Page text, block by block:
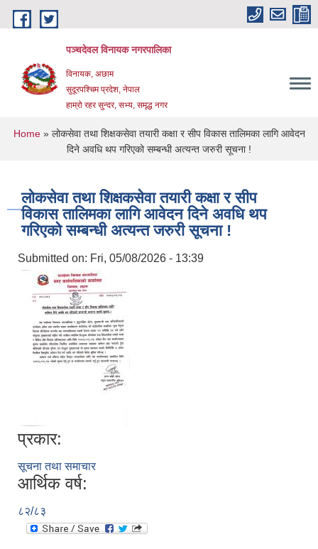
Skip to main content
पञ्चदेवल विनायक नगरपालिका
विनायक, अछाम
सुदूरपश्चिम प्रदेश, नेपाल
हाम्रो रहर सुन्दर, सभ्य, समृद्ध नगर
You are here
Home» लोकसेवा तथा शिक्षकसेवा तयारी कक्षा र सीप विकास तालिमका लागि आवेदन
दिने अवधि थप गरिएको सम्बन्धी अत्यन्त जरुरी सूचना !
लोकसेवा तथा शिक्षकसेवा तयारी कक्षा र सीप
विकास तालिमका लागि आवेदन दिने अवधि थप
गरिएको सम्बन्धी अत्यन्त जरुरी सूचना !
Submitted on: Fri, 05/08/2026 - 13:39
प्रकार:
सूचना तथा समाचार
आर्थिक वर्ष:
८२/८३